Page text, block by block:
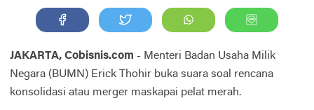
JAKARTA, Cobisnis.com - Menteri Badan Usaha Milik
Negara (BUMN) Erick Thohir buka suara soal rencana
konsolidasi atau merger maskapai pelat merah.